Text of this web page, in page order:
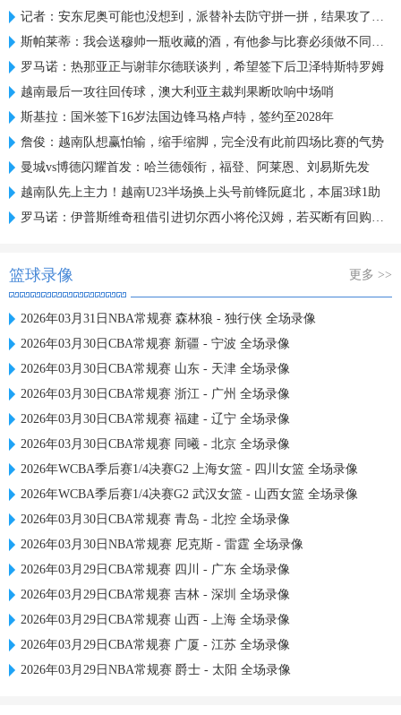
记者：安东尼奥可能也没想到，派替补去防守拼一拼，结果攻了半场
斯帕莱蒂：我会送穆帅一瓶收藏的酒，有他参与比赛必须做不同准备
罗马诺：热那亚正与谢菲尔德联谈判，希望签下后卫泽特斯特罗姆
越南最后一攻往回传球，澳大利亚主裁判果断吹响中场哨
斯基拉：国米签下16岁法国边锋马格卢特，签约至2028年
詹俊：越南队想赢怕输，缩手缩脚，完全没有此前四场比赛的气势
曼城vs博德闪耀首发：哈兰德领衔，福登、阿莱恩、刘易斯先发
越南队先上主力！越南U23半场换上头号前锋阮庭北，本届3球1助
罗马诺：伊普斯维奇租借引进切尔西小将伦汉姆，若买断有回购条款
篮球录像 更多 >>
2026年03月31日NBA常规赛 森林狼 - 独行侠 全场录像
2026年03月30日CBA常规赛 新疆 - 宁波 全场录像
2026年03月30日CBA常规赛 山东 - 天津 全场录像
2026年03月30日CBA常规赛 浙江 - 广州 全场录像
2026年03月30日CBA常规赛 福建 - 辽宁 全场录像
2026年03月30日CBA常规赛 同曦 - 北京 全场录像
2026年WCBA季后赛1/4决赛G2 上海女篮 - 四川女篮 全场录像
2026年WCBA季后赛1/4决赛G2 武汉女篮 - 山西女篮 全场录像
2026年03月30日CBA常规赛 青岛 - 北控 全场录像
2026年03月30日NBA常规赛 尼克斯 - 雷霆 全场录像
2026年03月29日CBA常规赛 四川 - 广东 全场录像
2026年03月29日CBA常规赛 吉林 - 深圳 全场录像
2026年03月29日CBA常规赛 山西 - 上海 全场录像
2026年03月29日CBA常规赛 广厦 - 江苏 全场录像
2026年03月29日NBA常规赛 爵士 - 太阳 全场录像